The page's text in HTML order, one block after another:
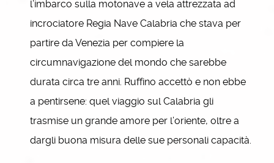
l’imbarco sulla motonave a vela attrezzata ad
incrociatore Regia Nave Calabria che stava per
partire da Venezia per compiere la
circumnavigazione del mondo che sarebbe
durata circa tre anni. Ruffino accettò e non ebbe
a pentirsene: quel viaggio sul Calabria gli
trasmise un grande amore per l’oriente, oltre a
dargli buona misura delle sue personali capacità.